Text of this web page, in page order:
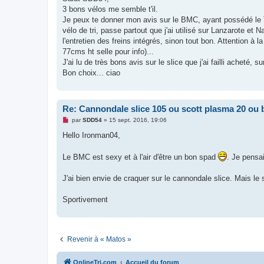
a
g
n
o
l
u
3 bons vélos me semble t'il.
Je peux te donner mon avis sur le BMC, ayant possédé
vélo de tri, passe partout que j'ai utilisé sur Lanzarote et
l'entretien des freins intégrés, sinon tout bon. Attention à
77cms ht selle pour info)...
J'ai lu de très bons avis sur le slice que j'ai failli acheté,
Bon choix... ciao
Re: Cannondale slice 105 ou scott plasma 20 ou
M
s
g
e
o
n
u
parSDD54» 15 sept. 2016, 19:06
Hello Ironman04,
Le BMC est sexy et à l'air d'être un bon spad . Je
J'ai bien envie de craquer sur le cannondale slice. Mais
Sportivement
Revenir à « Matos »
OnlineTri.com Accueil du forum